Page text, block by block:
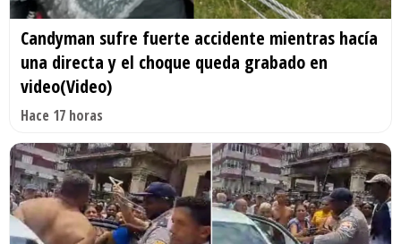
Candyman sufre fuerte accidente mientras hacía
una directa y el choque queda grabado en
video(Video)
Hace 17 horas